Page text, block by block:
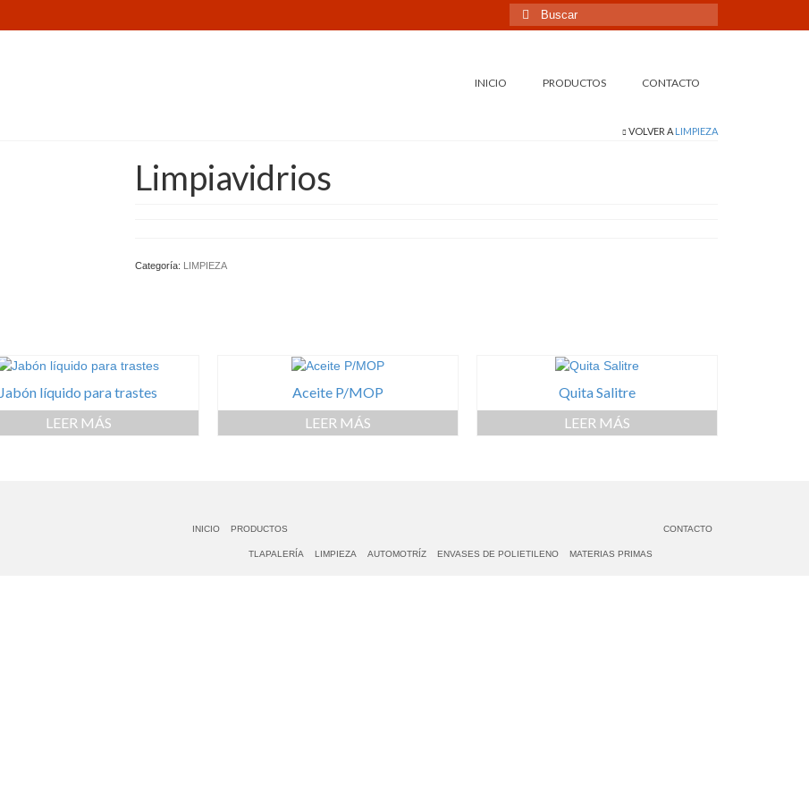
Buscar
por:
INICIO PRODUCTOS CONTACTO
VOLVER A LIMPIEZA
Limpiavidrios
Categoría: LIMPIEZA
Jabón líquido para trastes
LEER MÁS
Aceite P/MOP
LEER MÁS
Quita Salitre
LEER MÁS
INICIO PRODUCTOS
TLAPALERÍA LIMPIEZA AUTOMOTRÍZ ENVASES DE POLIETILENO MATERIAS PRIMAS
CONTACTO